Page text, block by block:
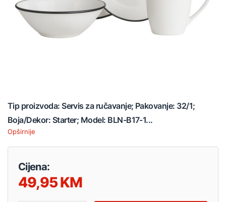
Tip proizvoda: Servis za ručavanje; Pakovanje: 32/1;
Boja/Dekor: Starter; Model: BLN-B17-1...
Opširnije
Cijena:
49,95